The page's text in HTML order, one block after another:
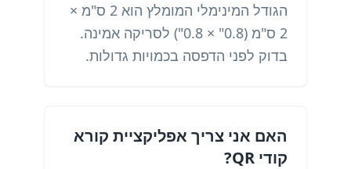
הגודל המינימלי המומלץ הוא 2 ס"מ ×
2 ס"מ (0.8" × 0.8") לסריקה אמינה.
בדוק לפני הדפסה בכמויות גדולות.
האם אני צריך אפליקציית קורא
קודי QR?